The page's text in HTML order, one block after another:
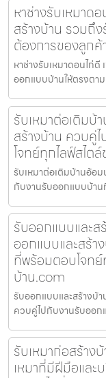
หาช่างรับเหมาด
สร้างบ้าน รวมถึ
ต้องการของลูกค้
หาช่างรับเหมาดอนไก่
ออกแบบบ้านให้ตรงตา
รับเหมาต่อเติมบ้
สร้างบ้าน ควบคู่
โจทย์ทุกไลฟ์สไต
รับเหมาต่อเติมบ้านอ้อ
กับงานรับออกแบบบ้า
รับออกแบบและส
ออกแบบและสร้
ที่พร้อมตอบโจท
บ้าน.com
รับออกแบบและสร้างบ้
ควบคู่ไปกับงานรับออ
รับเหมาก่อสร้าง
เหมาที่มีฝีมือแล